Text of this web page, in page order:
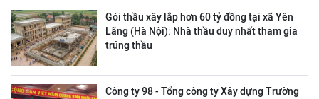
Gói thầu xây lắp hơn 60 tỷ đồng tại xã Yên
Lãng (Hà Nội): Nhà thầu duy nhất tham gia
trúng thầu
Công ty 98 - Tổng công ty Xây dựng Trường